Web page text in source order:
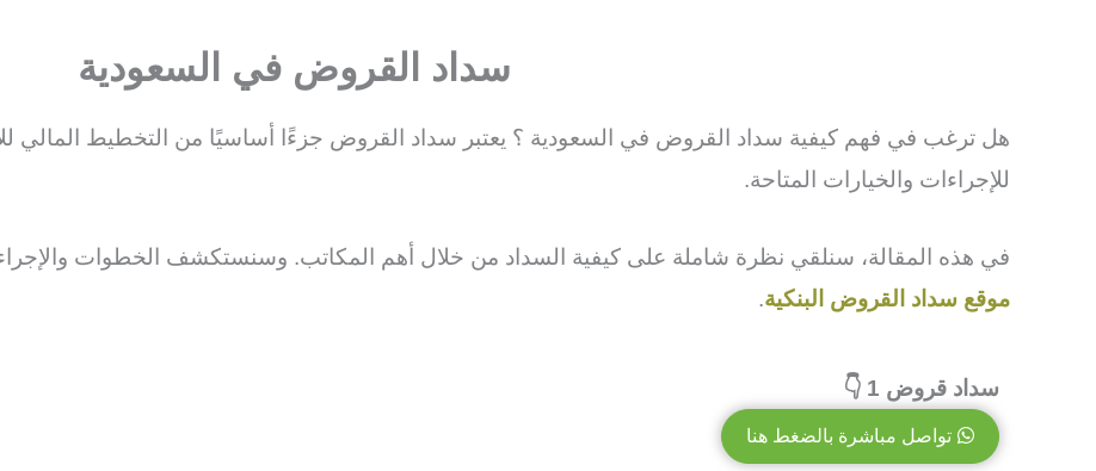
سداد القروض في السعودية
هل ترغب في فهم كيفية سداد القروض في السعودية ؟ يعتبر سداد القروض جزءًا أساسيًا من التخطيط المالي
للإجراءات والخيارات المتاحة.
في هذه المقالة، سنلقي نظرة شاملة على كيفية السداد من خلال أهم المكاتب. وسنستكشف الخطوات
موقع سداد القروض البنكية.
سداد قروض 1 👇
تواصل مباشرة بالضغط هنا